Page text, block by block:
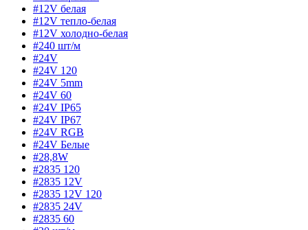
#12V белая
#12V тепло-белая
#12V холодно-белая
#240 шт/м
#24V
#24V 120
#24V 5mm
#24V 60
#24V IP65
#24V IP67
#24V RGB
#24V Белые
#28,8W
#2835 120
#2835 12V
#2835 12V 120
#2835 24V
#2835 60